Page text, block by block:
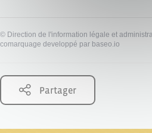
© Direction de l'information légale et
comarquage developpé par baseo.io
Partager